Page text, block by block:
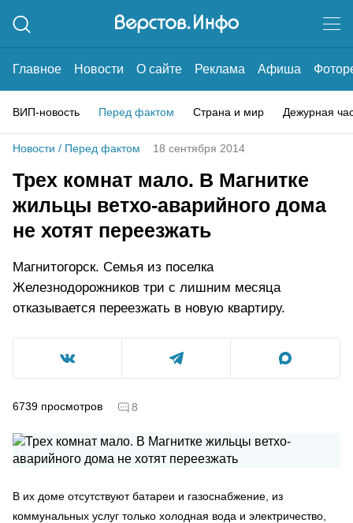
Главное Новости О сайте Реклама Афиша
ВИП-новость Перед фактом Страна и мир Дежурная
Новости / Перед фактом 18 сентября 2014
Трех комнат мало. В Магнитке
жильцы ветхо-аварийного дома
не хотят переезжать
Магнитогорск. Семья из поселка
Железнодорожников три с лишним месяца
отказывается переезжать в новую квартиру.
6739 просмотров 8
В их доме отсутствуют батареи и газоснабжение, из
коммунальных услуг только холодная вода и электричество,